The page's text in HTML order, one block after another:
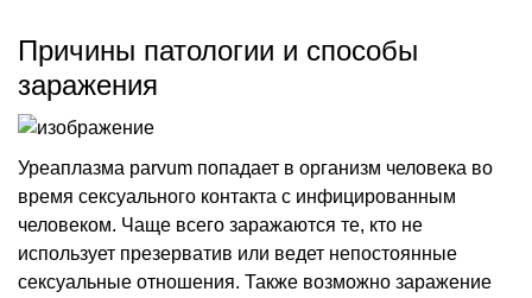
Причины патологии и способы
заражения
Уреаплазма parvum попадает в организм человека во
время сексуального контакта с инфицированным
человеком. Чаще всего заражаются те, кто не
использует презерватив или ведет непостоянные
сексуальные отношения. Также возможно заражение